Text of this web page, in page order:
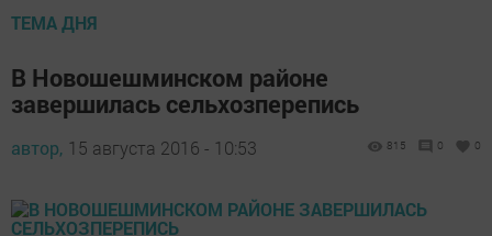
ТЕМА ДНЯ
В Новошешминском районе
завершилась сельхозперепись
автор, 15 августа 2016 - 10:53 815 0 0